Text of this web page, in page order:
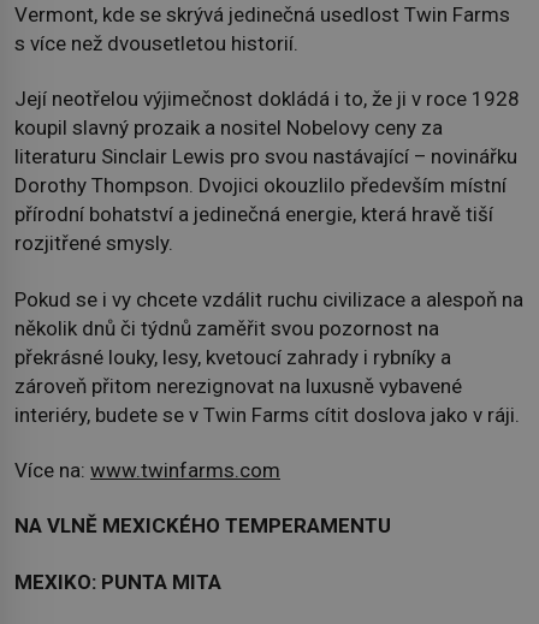
Vermont, kde se skrývá jedinečná usedlost Twin Farms
s více než dvousetletou historií.
Její neotřelou výjimečnost dokládá i to, že ji v roce 1928
koupil slavný prozaik a nositel Nobelovy ceny za
literaturu Sinclair Lewis pro svou nastávající – novinářku
Dorothy Thompson. Dvojici okouzlilo především místní
přírodní bohatství a jedinečná energie, která hravě tiší
rozjitřené smysly.
Pokud se i vy chcete vzdálit ruchu civilizace a alespoň na
několik dnů či týdnů zaměřit svou pozornost na
překrásné louky, lesy, kvetoucí zahrady i rybníky a
zároveň přitom nerezignovat na luxusně vybavené
interiéry, budete se v Twin Farms cítit doslova jako v ráji.
Více na: www.twinfarms.com
NA VLNĚ MEXICKÉHO TEMPERAMENTU
MEXIKO: PUNTA MITA